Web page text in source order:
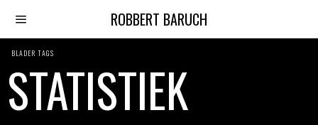
ROBBERT BARUCH
BLADER TAGS
STATISTIEK